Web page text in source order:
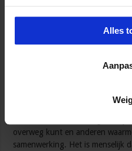
Alles
In je werk heb je te maken met
managers. De één komt flexibel
overweg kunt en anderen
samenwerking. Het is menselijk